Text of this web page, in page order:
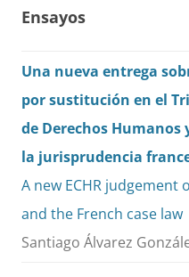
Ensayos
Una nueva entrega
por sustitución en el
de Derechos Humanos
la jurisprudencia
A new ECHR judgement
and the French case law
Santiago Álvarez